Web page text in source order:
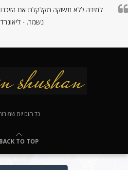
למידה ללא תשוקה מקלקלת את
נשמר. -
כל הזכויות
BACK TO TOP